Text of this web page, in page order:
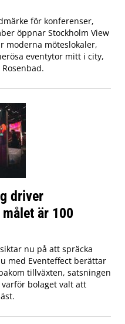
för konferenser,
öppnar Stockholm View
moderna möteslokaler,
eventytor mitt i city,
driver
är 100
nu på att spräcka
med Eventeffect berättar
tillväxten, satsningen
bolaget valt att